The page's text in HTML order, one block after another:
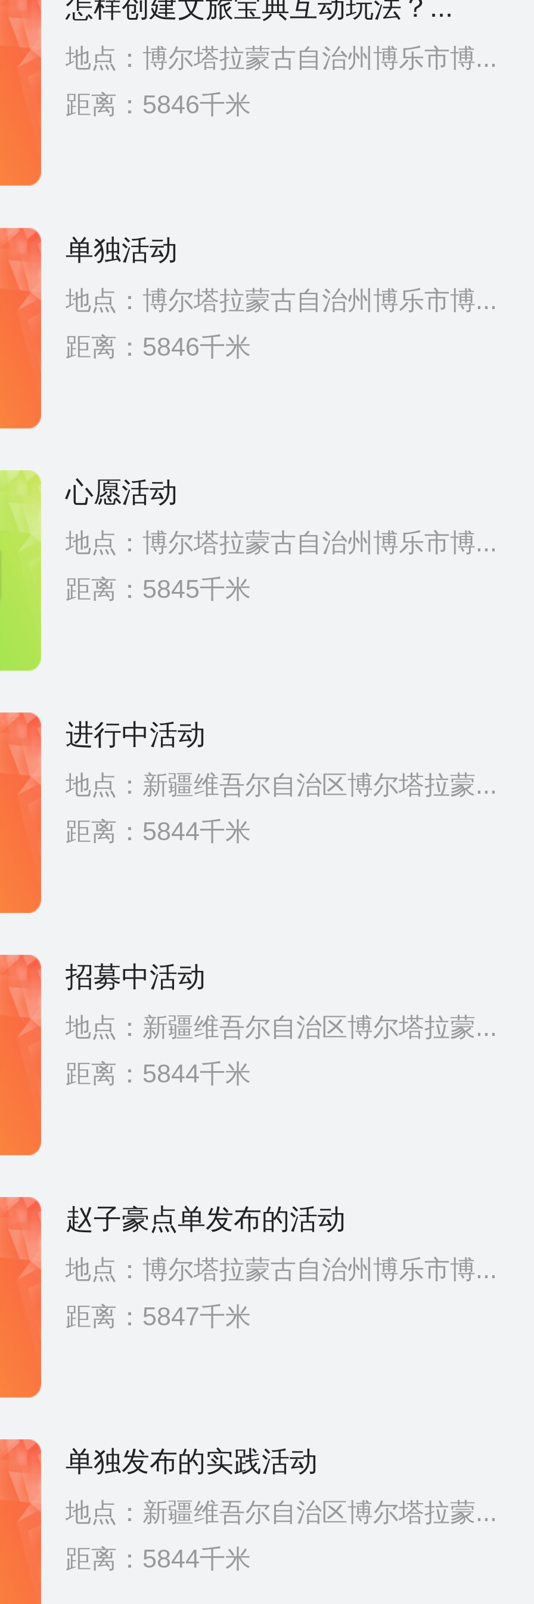
怎样创建文旅宝典互动玩法？...
地点：博尔塔拉蒙古自治州博乐市博...
距离：5846千米
单独活动
地点：博尔塔拉蒙古自治州博乐市博...
距离：5846千米
心愿活动
地点：博尔塔拉蒙古自治州博乐市博...
距离：5845千米
进行中活动
地点：新疆维吾尔自治区博尔塔拉蒙...
距离：5844千米
招募中活动
地点：新疆维吾尔自治区博尔塔拉蒙...
距离：5844千米
赵子豪点单发布的活动
地点：博尔塔拉蒙古自治州博乐市博...
距离：5847千米
单独发布的实践活动
地点：新疆维吾尔自治区博尔塔拉蒙...
距离：5844千米